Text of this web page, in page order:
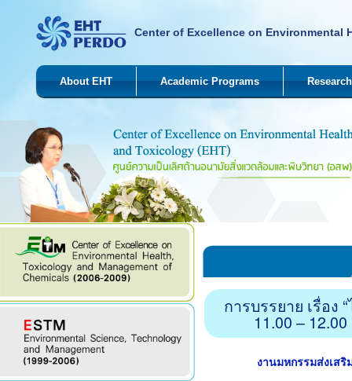
Center of Excellence on Environmental
About EHT Academic Programs Research
การบรรยาย เรื่อง
11.00 –
งานมหกรรมส่งเส